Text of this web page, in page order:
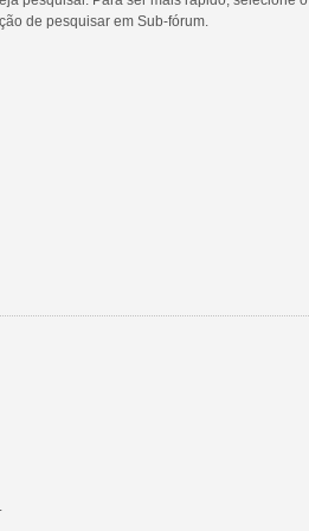
de pesquisar em Sub-fórum.